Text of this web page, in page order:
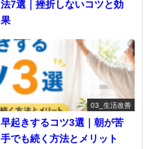
法7選｜挫折しないコツと効
果
03_生活改善
早起きするコツ3選｜朝が苦
手でも続く方法とメリット